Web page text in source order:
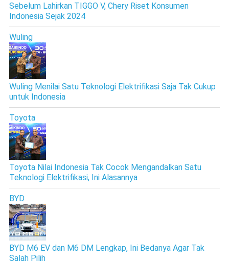
Sebelum Lahirkan TIGGO V, Chery Riset Konsumen
Indonesia Sejak 2024
Wuling
Wuling Menilai Satu Teknologi Elektrifikasi Saja Tak Cukup
untuk Indonesia
Toyota
Toyota Nilai Indonesia Tak Cocok Mengandalkan Satu
Teknologi Elektrifikasi, Ini Alasannya
BYD
BYD M6 EV dan M6 DM Lengkap, Ini Bedanya Agar Tak
Salah Pilih